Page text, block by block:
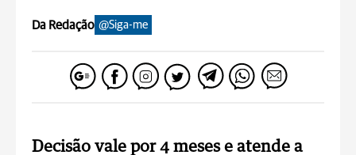
Da Redação @Siga-me
Decisão vale por 4 meses e atende a